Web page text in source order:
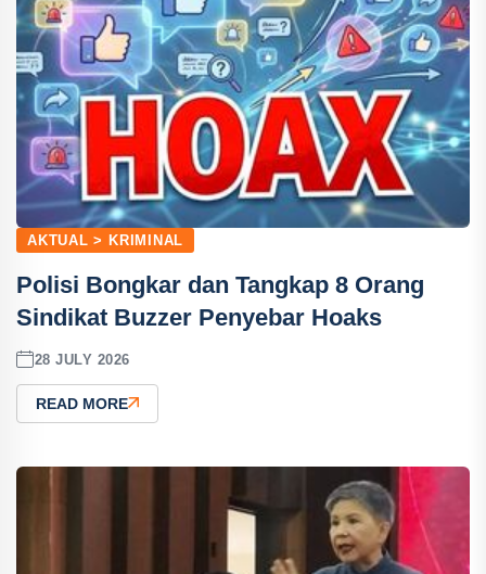
AKTUAL > KRIMINAL
Polisi Bongkar dan Tangkap 8 Orang
Sindikat Buzzer Penyebar Hoaks
28 JULY 2026
READ MORE